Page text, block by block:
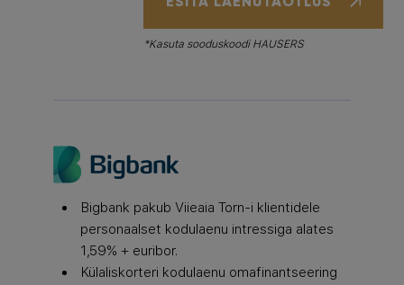
*Kasuta sooduskoodi HAUSERS
Bigbank pakub Viieaia Torn-i klientidele
personaalset kodulaenu intressiga alates
1,59% + euribor.
Külaliskorteri kodulaenu omafinantseering